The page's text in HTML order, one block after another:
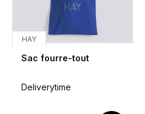
HAY
Sac fourre-tout
Deliverytime